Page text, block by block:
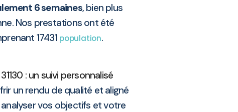
6 semaines, bien plus
Nos prestations ont été
17431 population.
: un suivi personnalisé
un rendu de qualité et aligné
vos objectifs et votre